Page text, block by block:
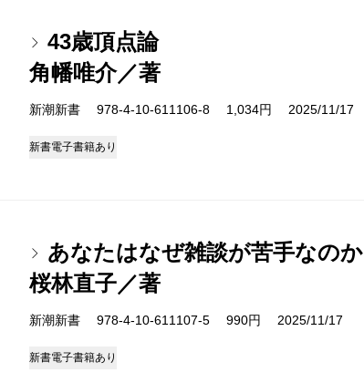
43歳頂点論
角幡唯介／著
新潮新書 978-4-10-611106-8 1,034円 2025/11/17
新書電子書籍あり
あなたはなぜ雑談が苦手なのか
桜林直子／著
新潮新書 978-4-10-611107-5 990円 2025/11/17
新書電子書籍あり